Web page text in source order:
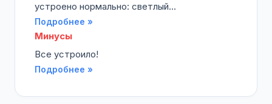
устроено нормально: светлый...
Подробнее »
Минусы
Все устроило!
Подробнее »